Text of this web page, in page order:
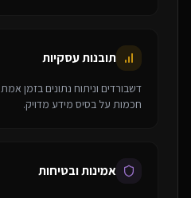
תובנות עסקיות
דשבורדים וניתוח נתונים בזמן
חכמות על בסיס מידע מדויק.
אמינות ובטיחות